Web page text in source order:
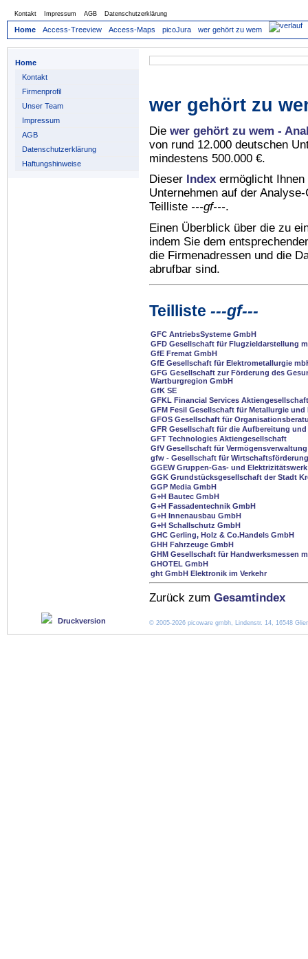
Kontakt Impressum AGB Datenschutzerklärung
Home Access-Treeview Access-Maps picoJura wer gehört zu wem
Home
Kontakt
Firmenprofil
Unser Team
Impressum
AGB
Datenschutzerklärung
Haftungshinweise
wer gehört zu
Die wer gehört zu wem -
von rund 12.000 deutschen
mindestens 500.000 €.
Dieser Index ermöglicht
Unternehmen auf der
Teilliste ---gf---.
Einen Überblick über die zu
indem Sie dem
die Firmenadressen und die
abrufbar sind.
Teilliste ---gf---
GFC AntriebsSysteme GmbH
GFD Gesellschaft für Flugzieldarstellung
GfE Fremat GmbH
GfE Gesellschaft für Elektrometallurgie
GFG Gesellschaft zur Förderung des
Wartburgregion GmbH
GfK SE
GFKL Financial Services Aktiengesellschaft
GFM Fesil Gesellschaft für Metallurgie
GFOS Gesellschaft für
GFR Gesellschaft für die Aufbereitung
GFT Technologies Aktiengesellschaft
GfV Gesellschaft für
gfw - Gesellschaft für
GGEW Gruppen-Gas- und
GGK Grundstücksgesellschaft der Stadt
GGP Media GmbH
G+H Bautec GmbH
G+H Fassadentechnik GmbH
G+H Innenausbau GmbH
G+H Schallschutz GmbH
GHC Gerling, Holz & Co.Handels GmbH
GHH Fahrzeuge GmbH
GHM Gesellschaft für Handwerksmessen
GHOTEL GmbH
ght GmbH Elektronik im Verkehr
Zurück zum Gesamtindex
Druckversion © 2005-2026 picoware gmbh, Lindenstr. 14, 16548